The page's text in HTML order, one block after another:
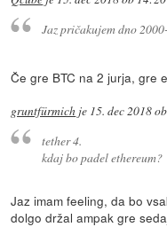
Jaz pričakujem dno
Če gre BTC na 2 jurja, gre
gruntfürmich je 15. dec 2018
tether 4.
kdaj bo padel ethereum?
Jaz imam feeling, da bo
dolgo držal ampak gre